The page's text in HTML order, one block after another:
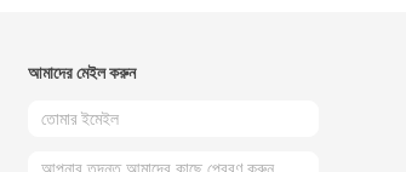
আমাদের মেইল ​​করুন